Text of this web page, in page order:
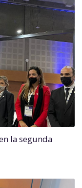
la segunda